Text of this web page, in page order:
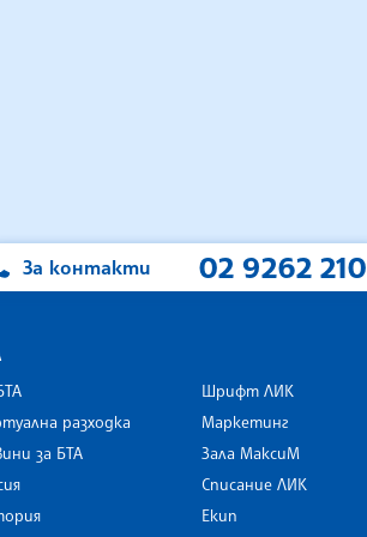
За контакти 02 9262 210
разходка
за БТА
Шрифт ЛИК
Маркетинг
Зала МаксиМ
Списание ЛИК
Екип